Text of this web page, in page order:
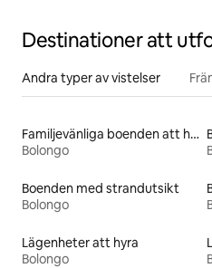
Destinationer att
Andra typer av vistelser
Familjevänliga boenden att hyra
Bolongo
Boenden med strandutsikt
Bolongo
Lägenheter att hyra
Bolongo